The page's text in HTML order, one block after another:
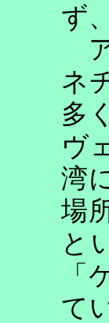
ず
ネ
多
ヴ
湾
場
と
「
て